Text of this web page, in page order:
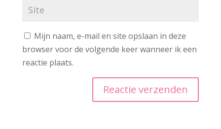
Mijn naam, e-mail en site opslaan in deze
browser voor de volgende keer wanneer ik een
reactie plaats.